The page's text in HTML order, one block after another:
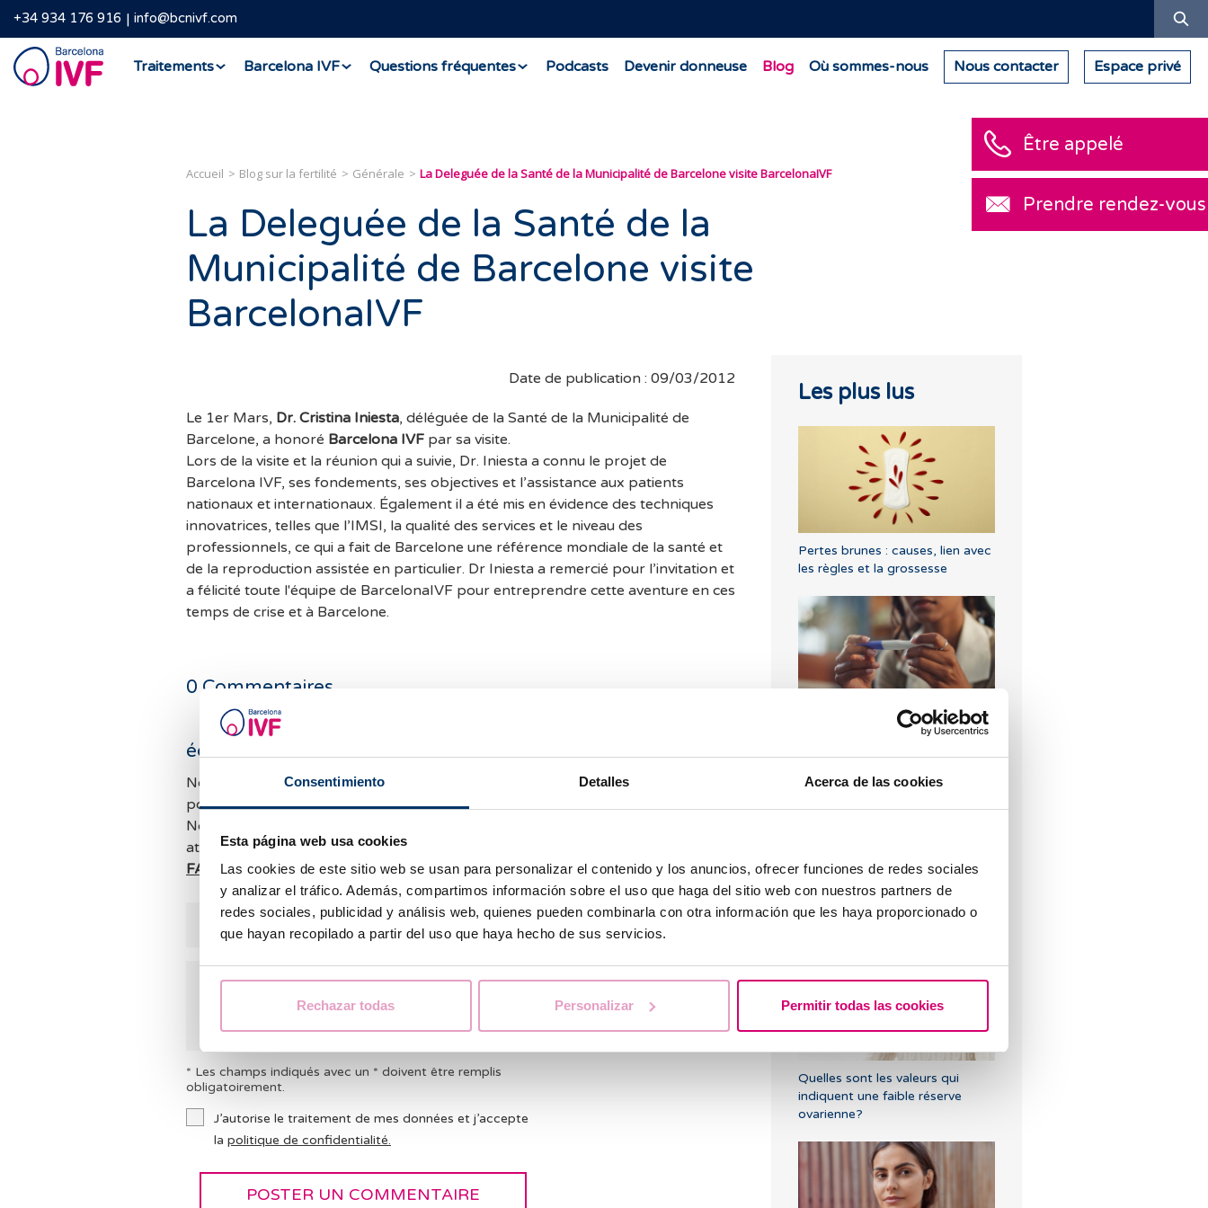
Consentimiento Detalles Acerca de las cookies
Esta página web usa cookies
Las cookies de este sitio web se usan para personalizar el contenido y los anuncios, ofrecer funciones de redes sociales
y analizar el tráfico. Además, compartimos información sobre el uso que haga del sitio web con nuestros partners de
redes sociales, publicidad y análisis web, quienes pueden combinarla con otra información que les haya proporcionado o
que hayan recopilado a partir del uso que haya hecho de sus servicios.
Rechazar todas Personalizar Permitir todas las cookies
+34 934 176 916 info@bcnivf.com
Barcelona
IVF
Traitements Barcelona IVF Questions fréquentes Podcasts Devenir donneuse Blog Où sommes-nous Nous contacter Espace privé
Accueil Blog sur la fertilité Générale La Deleguée de la Santé de la Municipalité de Barcelone visite BarcelonaIVF
La Deleguée de la Santé de la
Municipalité de Barcelone visite
BarcelonaIVF
Date de publication : 09/03/2012
Le 1er Mars, Dr. Cristina Iniesta, déléguée de la Santé de la Municipalité de
Barcelone, a honoré Barcelona IVF par sa visite.
Lors de la visite et la réunion qui a suivie, Dr. Iniesta a connu le projet de
Barcelona IVF, ses fondements, ses objectives et l’assistance aux patients
nationaux et internationaux. Également il a été mis en évidence des techniques
innovatrices, telles que l’IMSI, la qualité des services et le niveau des
professionnels, ce qui a fait de Barcelone une référence mondiale de la santé et
de la reproduction assistée en particulier. Dr Iniesta a remercié pour l’invitation et
a félicité toute l'équipe de BarcelonaIVF pour entreprendre cette aventure en ces
temps de crise et à Barcelone.
0 Commentaires
écrire un commentaire
Nous recevons beaucoup de courriers et nous ne
pouvons pas répondre à tous les commentaires.
Nous tenterons de vous répondre au plus tôt. En
attendant, nous vous conseillons de consulter nos
FAQ
au cas où celles-ci pourraient vous aider.
* Les champs indiqués avec un * doivent être remplis
obligatoirement.
J’autorise le traitement de mes données et j’accepte
la politique de confidentialité.
Les plus lus
Pertes brunes : causes, lien avec
les règles et la grossesse
Que faire en cas de retard de
règles avec un test de grossesse
négatif ?
Puis-je savoir quel sera le groupe
Quelles sont les valeurs qui
indiquent une faible réserve
ovarienne?
Être appelé
Prendre rendez-vous